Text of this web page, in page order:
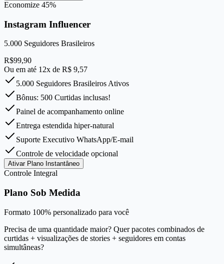
Economize 45%
Instagram Influencer
5.000 Seguidores Brasileiros
R$99,90
Ou em até 12x de R$ 9,57
5.000 Seguidores Brasileiros Ativos
Bônus: 500 Curtidas inclusas!
Painel de acompanhamento online
Entrega estendida hiper-natural
Suporte Executivo WhatsApp/E-mail
Controle de velocidade opcional
Ativar Plano Instantâneo
Controle Integral
Plano Sob Medida
Formato 100% personalizado para você
Precisa de uma quantidade maior? Quer pacotes combinados de
curtidas + visualizações de stories + seguidores em contas
simultâneas?